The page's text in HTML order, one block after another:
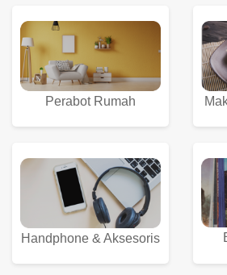
Perabot Rumah
Handphone & Aksesoris